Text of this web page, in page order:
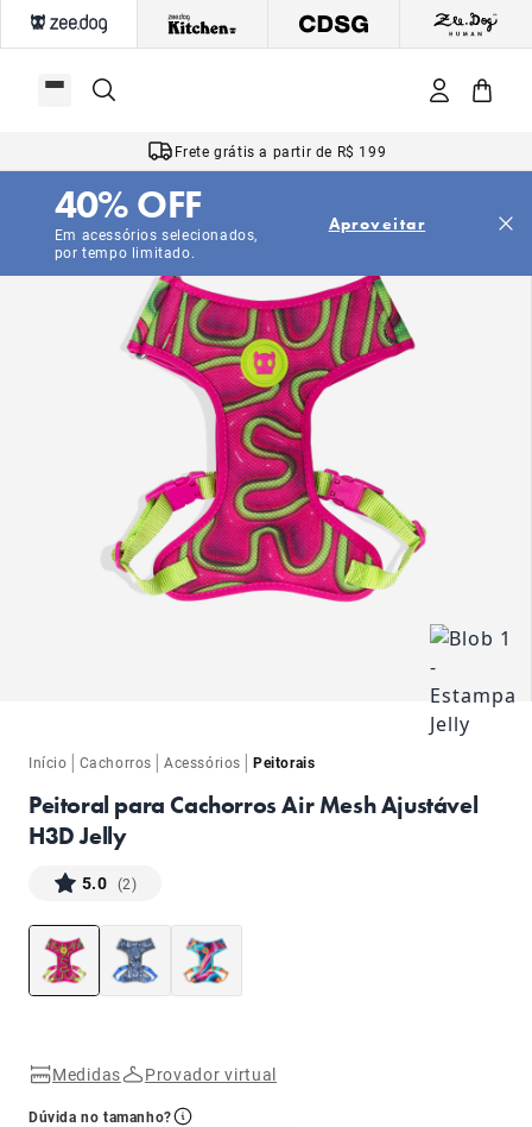
Frete grátis a partir de R$ 199
Em acessórios selecionados,
por tempo limitado.
40% OFF Aproveitar
Início | Cachorros |Acessórios |Peitorais
Peitoral para Cachorros Air Mesh Ajustável
H3D Jelly
5.0 (2)
Medidas Provador virtual
Dúvida no tamanho?